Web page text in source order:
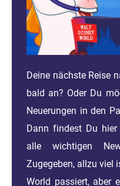
Deine nächste Reise
bald an? Oder Du
Neuerungen in den
Dann findest Du
alle wichtigen
Zugegeben, allzu viel
World passiert, aber